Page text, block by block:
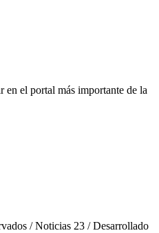
en el portal más importante de la
/ Noticias 23 / Desarrollado